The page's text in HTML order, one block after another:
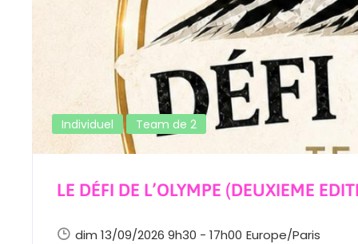
Individuel Team de 2
LE DÉFI DE L’OLYMPE (DEUXIEME
dim 13/09/2026 9h30 - 17h00 Europe/Paris